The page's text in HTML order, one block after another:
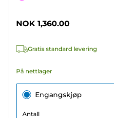
7
NOK 1,360.00
Gratis standard levering
På nettlager
Engangskjøp
Antall